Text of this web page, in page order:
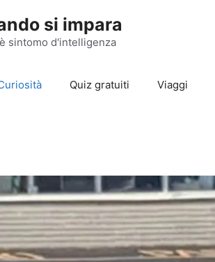
si impara
sintomo d'intelligenza
Quiz gratuiti Viaggi